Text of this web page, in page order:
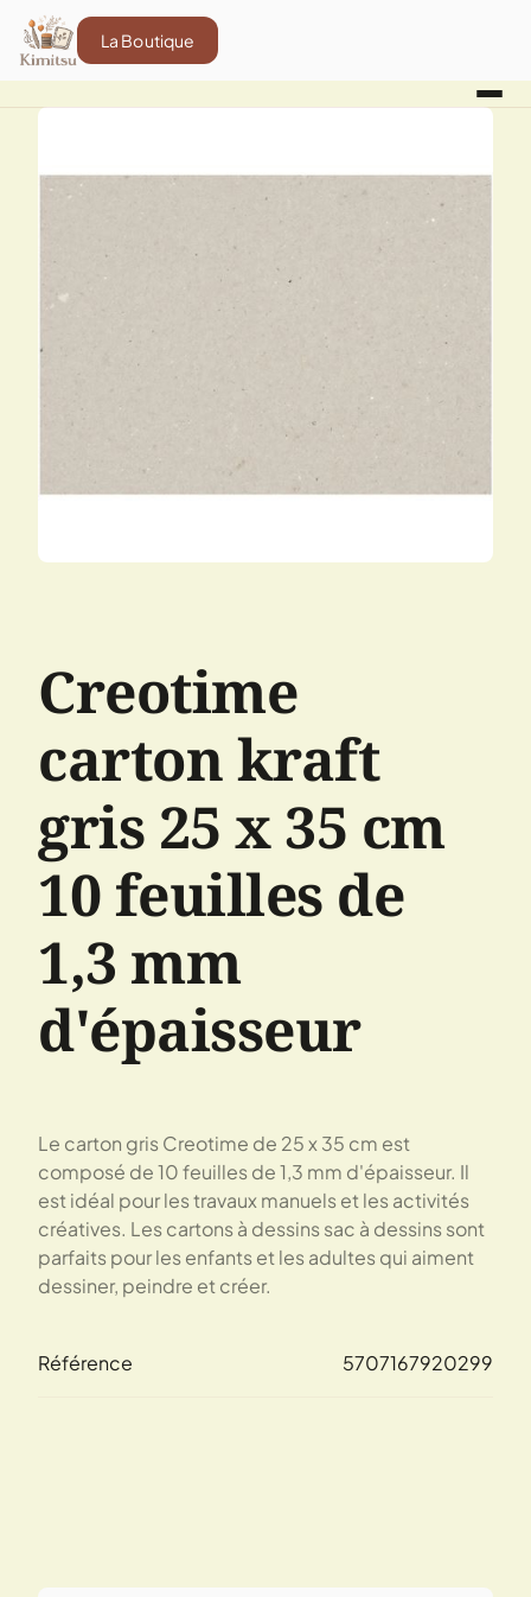
La Boutique
Creotime
carton kraft
gris 25 x 35 cm
10 feuilles de
1,3 mm
d'épaisseur
Le carton gris Creotime de 25 x 35 cm est
composé de 10 feuilles de 1,3 mm d'épaisseur. Il
est idéal pour les travaux manuels et les activités
créatives. Les cartons à dessins sac à dessins sont
parfaits pour les enfants et les adultes qui aiment
dessiner, peindre et créer.
Référence 5707167920299